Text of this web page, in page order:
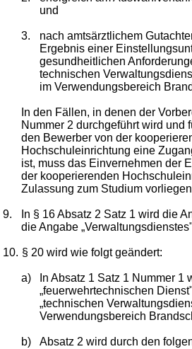
und
3.
nach amtsärztlichem
Ergebnis einer
gesundheitlichen
technischen
im Verwendungsbereich
In den Fällen, in denen der
Nummer 2 durchgeführt wird und
den Bewerber von der
Hochschuleinrichtung eine
ist, muss das Einvernehmen der
der kooperierenden
Zulassung zum Studium
9.
In § 16 Absatz 2 Satz 1 wird die
die Angabe
10. § 20 wird wie folgt geändert:
a)
In Absatz 1 Satz 1 Nummer 1
„feuerwehrtechnischen
„technischen
Verwendungsbereich
b) Absatz 2 wird durch den